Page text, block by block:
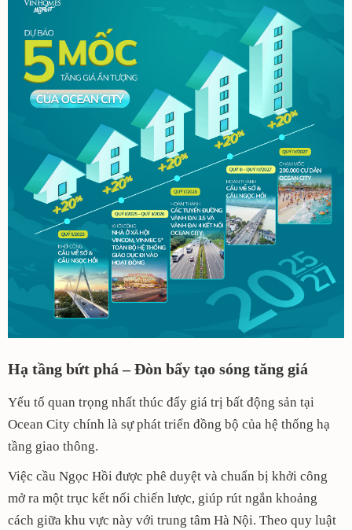
Hạ tầng bứt phá – Đòn bẩy tạo sóng tăng giá
Yếu tố quan trọng nhất thúc đẩy giá trị bất động sản tại
Ocean City chính là sự phát triển đồng bộ của hệ thống hạ
tầng giao thông.
Việc cầu Ngọc Hồi được phê duyệt và chuẩn bị khởi công
mở ra một trục kết nối chiến lược, giúp rút ngắn khoảng
cách giữa khu vực này với trung tâm Hà Nội. Theo quy luật